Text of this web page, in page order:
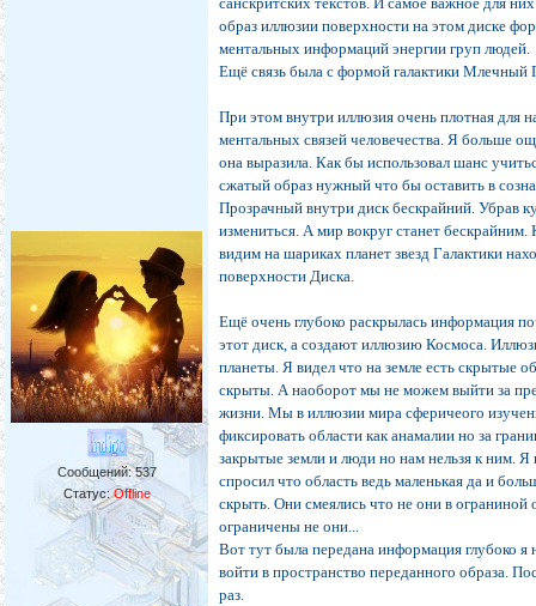
Хотя планета кажется "круглой, на самом
то, что можно назвать "каркасом".
Принцип работы каркаса основывается на
Сообщений:537
Статус:Offline
образ иллюзии поверхности на этом диске
ментальных информаций энергии груп людей.
Ещё связь была с формой галактики Млечный
При этом внутри иллюзия очень плотная для
ментальных связей человечества. Я больше
она выразила. Как бы использовал шанс
сжатый образ нужный что бы оставить в
Прозрачный внутри диск бескрайний. Убрав
измениться. А мир вокруг станет бескрайним.
видим на шариках планет звезд Галактики
поверхности Диска.
Ещё очень глубоко раскрылась информация
этот диск, а создают иллюзию Космоса.
планеты. Я видел что на земле есть скрытые
скрыты. А наоборот мы не можем выйти за
жизни. Мы в иллюзии мира сферичеого
фиксировать области как анамалии но за
закрытые земли и люди но нам нельзя к ним. Я
спросил что область ведь маленькая да и
скрыть. Они смеялись что не они в ограниной
ограничены не они...
Вот тут была передана информация глубоко я
войти в пространство переданного образа.
раз.